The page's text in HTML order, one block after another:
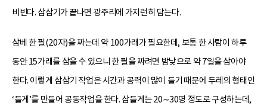
비빈다. 삼삼기가 끝나면 광주리에 가지런히 담는다.
삼베 한 필(20자)을 짜는데 약 100가래가 필요한데, 보통 한 사람이 하루
동안 15가래를 삼을 수 있으니 한 필을 짜려면 밤낮으로 약 7일을 삼아야
한다. 이렇게 삼삼기 작업은 시간과 공력이 많이 들기 때문에 두레의 형태인
‘들게’를 만들어 공동작업을 한다. 삼들게는 20∼30명 정도로 구성하는데,